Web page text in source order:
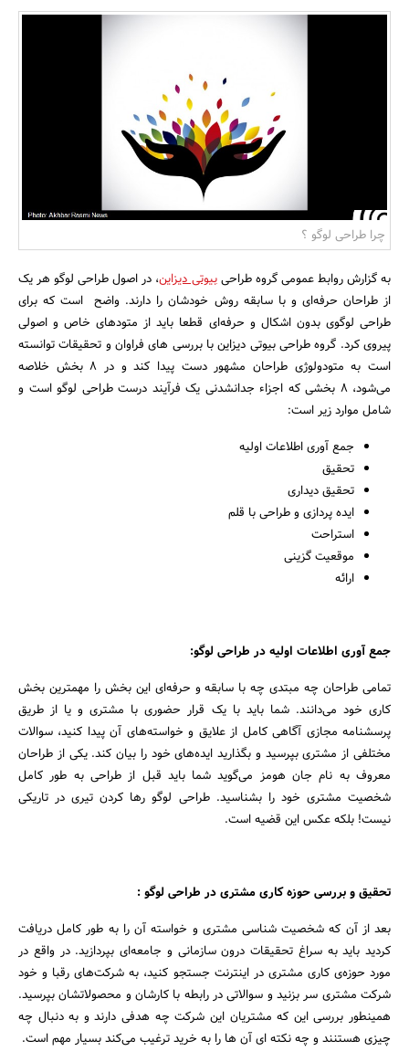
چرا طراحی لوگو ؟
به گزارش روابط عمومی گروه طراحیبیوتی دیزاین، در اصول طراحی لوگو هر یک
از طراحان حرفه‌ای و با سابقه روش خودشان را دارند. واضح است که برای
طراحی لوگوی بدون اشکال و حرفه‌ای قطعا باید از متودهای خاص و اصولی
پیروی کرد. گروه طراحی بیوتی دیزاین با بررسی های فراوان و تحقیقات توانسته
است به متودولوژی طراحان مشهور دست پیدا کند و در 8 بخش خلاصه
می‌شود، 8 بخشی که اجزاء جدانشدنی یک فرآیند درست طراحی لوگو است و
شامل موارد زیر است:
جمع آوری اطلاعات اولیه
تحقیق
تحقیق دیداری
ایده پردازی و طراحی با قلم
استراحت
موقعیت گزینی
ارائه
جمع آوری اطلاعات اولیه در طراحی لوگو:
تمامی طراحان چه مبتدی چه با سابقه و حرفه‌ای این بخش را مهمترین بخش
کاری خود می‌دانند. شما باید با یک قرار حضوری با مشتری و یا از طریق
پرسشنامه مجازی آگاهی کامل از علایق و خواسته‌های آن پیدا کنید، سوالات
مختلفی از مشتری بپرسید و بگذارید ایده‌های خود را بیان کند. یکی از طراحان
معروف به نام جان هومز می‌گوید شما باید قبل از طراحی به طور کامل
شخصیت مشتری خود را بشناسید. طراحی لوگو رها کردن تیری در تاریکی
نیست! بلکه عکس این قضیه است.
تحقیق و بررسی حوزه کاری مشتری در طراحی لوگو :
بعد از آن که شخصیت شناسی مشتری و خواسته آن را به طور کامل دریافت
کردید باید به سراغ تحقیقات درون سازمانی و جامعه‌ای بپردازید. در واقع در
مورد حوزه‌ی کاری مشتری در اینترنت جستجو کنید، به شرکت‌های رقبا و خود
شرکت مشتری سر بزنید و سوالاتی در رابطه با کارشان و محصولاتشان بپرسید.
همینطور بررسی این که مشتریان این شرکت چه هدفی دارند و به دنبال چه
چیزی هستنند و چه نکته ای آن ها را به خرید ترغیب می‌کند بسیار مهم است.